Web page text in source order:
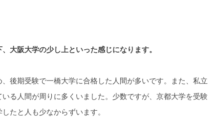
大阪大学の少し上といった感じになります。
後期受験で一橋大学に合格した人間が多いです。また、私立
る人間が周りに多くいました。少数ですが、京都大学を受験
たと人も少なからずいます。